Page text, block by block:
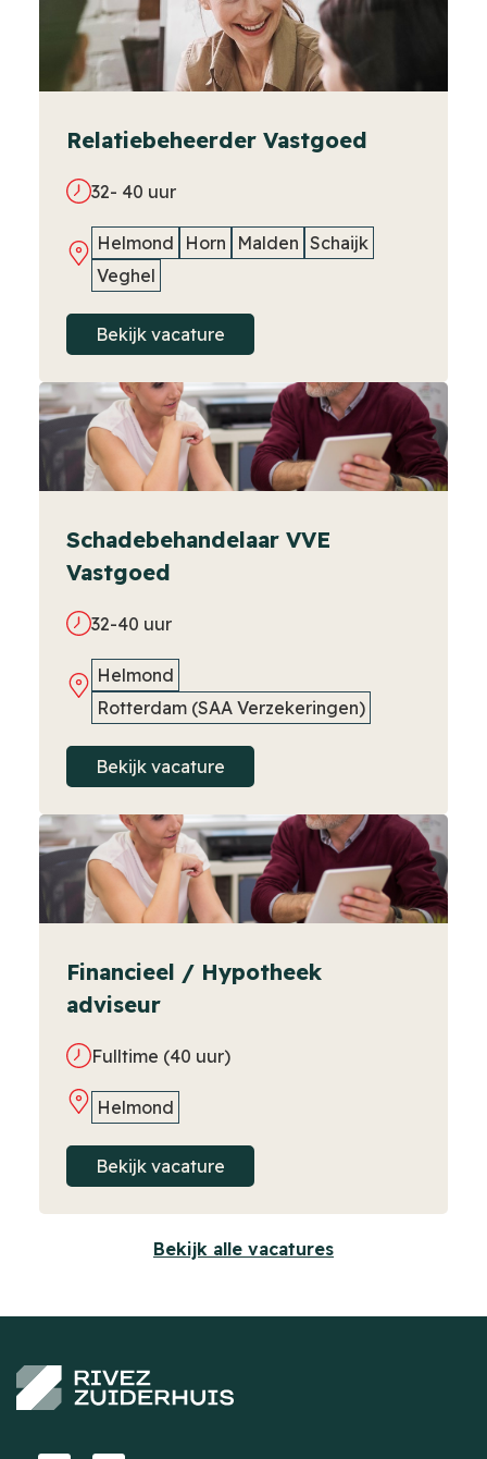
Relatiebeheerder Vastgoed
32- 40 uur
Helmond Horn Malden Schaijk
Veghel
Bekijk vacature
Schadebehandelaar VVE
Vastgoed
32-40 uur
Helmond
Rotterdam (SAA Verzekeringen)
Bekijk vacature
Financieel / Hypotheek
adviseur
Fulltime (40 uur)
Helmond
Bekijk vacature
Bekijk alle vacatures